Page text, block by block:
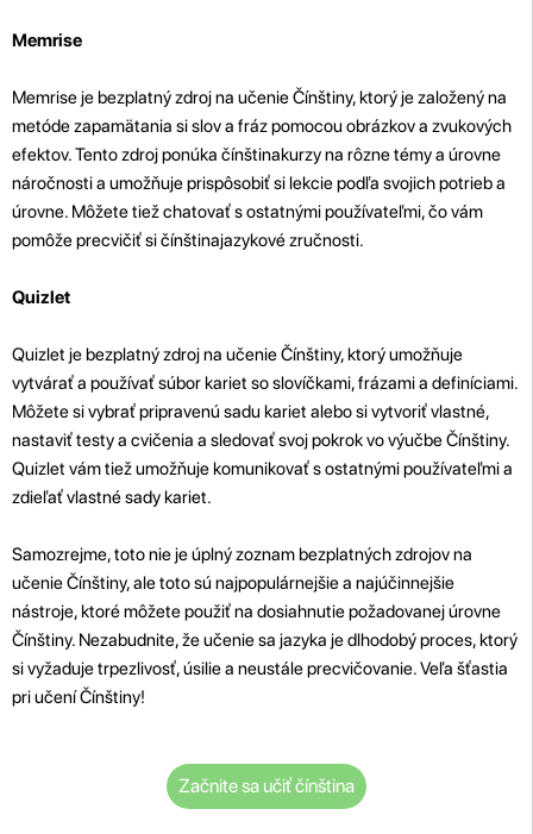
Memrise
Memrise je bezplatný zdroj na učenie Čínštiny, ktorý je založený na
metóde zapamätania si slov a fráz pomocou obrázkov a zvukových
efektov. Tento zdroj ponúka čínštinakurzy na rôzne témy a úrovne
náročnosti a umožňuje prispôsobiť si lekcie podľa svojich potrieb a
úrovne. Môžete tiež chatovať s ostatnými používateľmi, čo vám
pomôže precvičiť si čínštinajazykové zručnosti.
Quizlet
Quizlet je bezplatný zdroj na učenie Čínštiny, ktorý umožňuje
vytvárať a používať súbor kariet so slovíčkami, frázami a definíciami.
Môžete si vybrať pripravenú sadu kariet alebo si vytvoriť vlastné,
nastaviť testy a cvičenia a sledovať svoj pokrok vo výučbe Čínštiny.
Quizlet vám tiež umožňuje komunikovať s ostatnými používateľmi a
zdieľať vlastné sady kariet.
Samozrejme, toto nie je úplný zoznam bezplatných zdrojov na
učenie Čínštiny, ale toto sú najpopulárnejšie a najúčinnejšie
nástroje, ktoré môžete použiť na dosiahnutie požadovanej úrovne
Čínštiny. Nezabudnite, že učenie sa jazyka je dlhodobý proces, ktorý
si vyžaduje trpezlivosť, úsilie a neustále precvičovanie. Veľa šťastia
pri učení Čínštiny!
Začnite sa učiť čínština